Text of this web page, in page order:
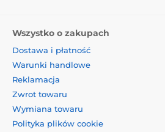
Wszystko o zakupach
Dostawa i płatność
Warunki handlowe
Reklamacja
Zwrot towaru
Wymiana towaru
Polityka plików cookie